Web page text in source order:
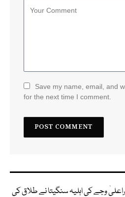
Save my name, email, and
for the next time I comment.
وجے کی اہلیہ سنگیتا نے طلاق کی